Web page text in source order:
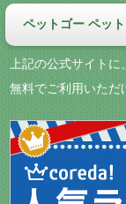
ペットゴー ペッ
上記の公式サイトに
無料でご利用いただ